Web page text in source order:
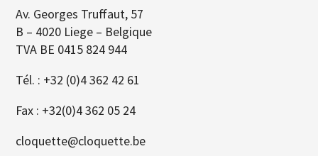
Av. Georges Truffaut, 57
B – 4020 Liege – Belgique
TVA BE 0415 824 944
Tél. : +32 (0)4 362 42 61
Fax : +32(0)4 362 05 24
cloquette@cloquette.be